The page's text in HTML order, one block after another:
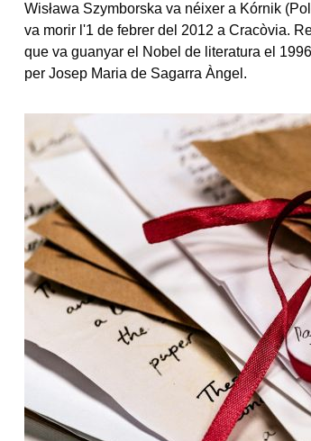
Wisława Szymborska va néixer a Kórnik
va morir l'1 de febrer del 2012 a Cracòvia.
que va guanyar el Nobel de literatura el
per Josep Maria de Sagarra Àngel.